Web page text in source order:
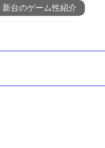
新台のゲーム性紹介